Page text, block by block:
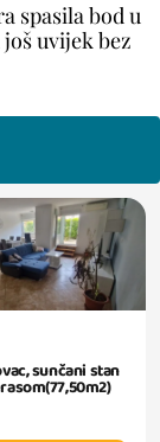
spasila bod u
uvijek bez
sunčani stan